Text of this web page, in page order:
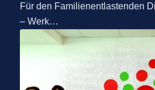
Für den Familienentlastenden
– Werk…